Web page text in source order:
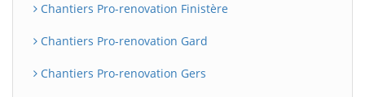
Chantiers Pro-renovation Finistère
Chantiers Pro-renovation Gard
Chantiers Pro-renovation Gers